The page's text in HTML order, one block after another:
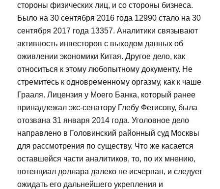
стороны физических лиц, и со стороны бизнеса.
Было на 30 сентября 2016 года 12990 стало на 30
сентября 2017 года 13357. Аналитики связывают
активность инвесторов с выходом данных об
оживлении экономики Китая. Другое дело, как
относиться к этому любопытному документу. Не
стремитесь к одновременному оргазму, как к чаше
Грааля. Лицензия у Моего Банка, который ранее
принадлежал экс-сенатору Глебу Фетисову, была
отозвана 31 января 2014 года. Уголовное дело
направлено в Головинский районный суд Москвы
для рассмотрения по существу. Что же касается
оставшейся части аналитиков, то, по их мнению,
потенциал доллара далеко не исчерпан, и следует
ожидать его дальнейшего укрепления и